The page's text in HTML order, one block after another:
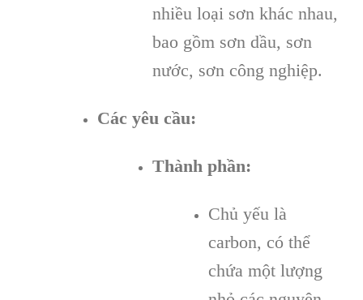
nhiều loại sơn khác nhau,
bao gồm sơn dầu, sơn
nước, sơn công nghiệp.
Các yêu cầu:
Thành phần:
Chủ yếu là
carbon, có thể
chứa một lượng